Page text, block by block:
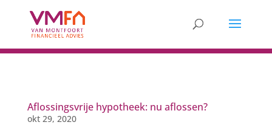
Aflossingsvrije hypotheek: nu aflossen?
okt 29, 2020